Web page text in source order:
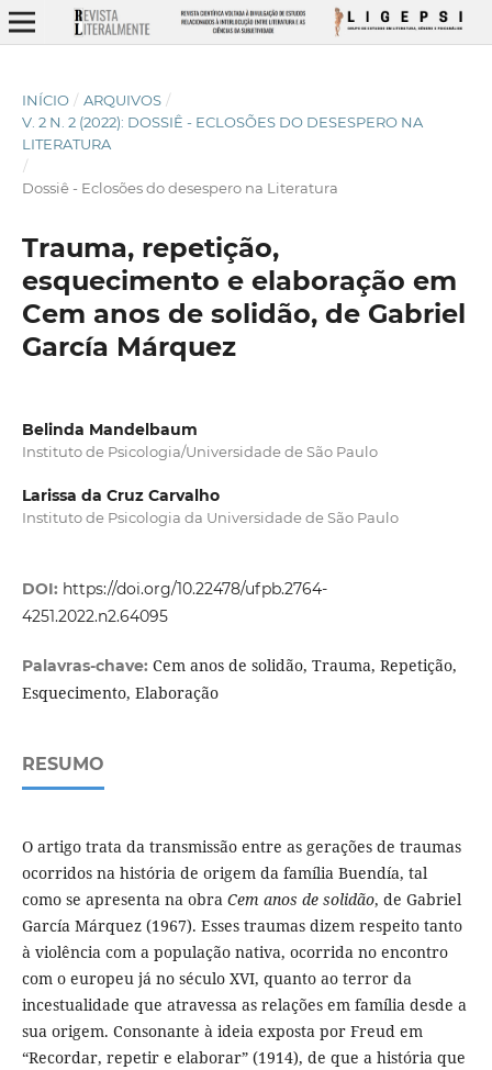
INÍCIO / ARQUIVOS /
V. 2 N. 2 (2022): DOSSIÊ - ECLOSÕES DO DESESPERO NA
LITERATURA
/
Dossiê - Eclosões do desespero na Literatura
Trauma, repetição,
esquecimento e elaboração em
Cem anos de solidão, de Gabriel
García Márquez
Belinda Mandelbaum
Instituto de Psicologia/Universidade de São Paulo
Larissa da Cruz Carvalho
Instituto de Psicologia da Universidade de São Paulo
DOI: https://doi.org/10.22478/ufpb.2764-
4251.2022.n2.64095
Palavras-chave: Cem anos de solidão, Trauma, Repetição,
Esquecimento, Elaboração
RESUMO
O artigo trata da transmissão entre as gerações de traumas
ocorridos na história de origem da família Buendía, tal
como se apresenta na obra Cem anos de solidão, de Gabriel
García Márquez (1967). Esses traumas dizem respeito tanto
à violência com a população nativa, ocorrida no encontro
com o europeu já no século XVI, quanto ao terror da
incestualidade que atravessa as relações em família desde a
sua origem. Consonante à ideia exposta por Freud em
“Recordar, repetir e elaborar” (1914), de que a história que